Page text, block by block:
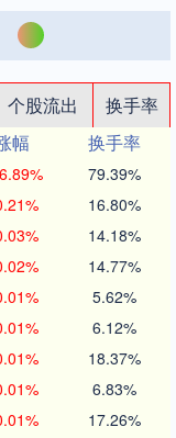
个股流出
换手率
幅
换手率
79.39%
16.80%
14.18%
14.77%
5.62%
6.12%
18.37%
6.83%
17.26%